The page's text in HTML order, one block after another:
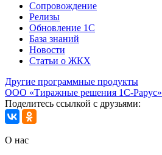
Сопровождение
Релизы
Обновление 1С
База знаний
Новости
Статьи о ЖКХ
Другие программные продукты
ООО «Тиражные решения 1С-Рарус»
Поделитесь ссылкой с друзьями:
О нас